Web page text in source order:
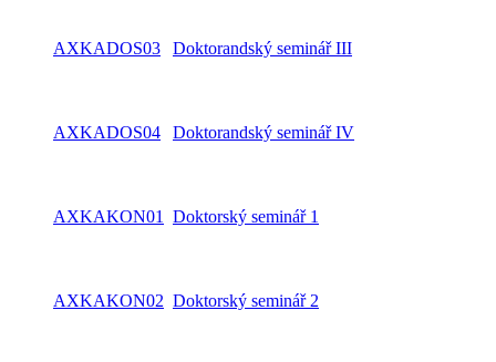
AXKADOS03 Doktorandský seminář III
AXKADOS04 Doktorandský seminář IV
AXKAKON01 Doktorský seminář 1
AXKAKON02 Doktorský seminář 2